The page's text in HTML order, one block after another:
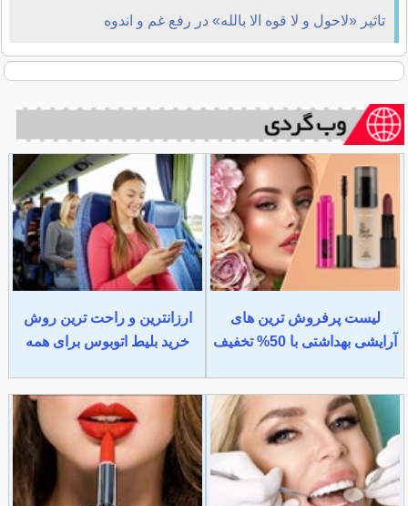
تاثیر «لاحول و لا قوه الا بالله» در رفع غم و اندوه
لیست پرفروش ترین های
آرایشی بهداشتی با 50% تخفیف
ارزانترین و راحت ترین روش
خرید بلیط اتوبوس برای همه